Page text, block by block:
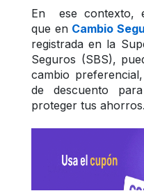
En  ese contexto,
que en Cambio
registrada en la
Seguros (SBS),
cambio
de descuento
proteger tus ahorros.